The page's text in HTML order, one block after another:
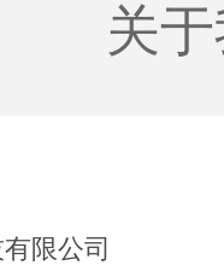
关
限公司